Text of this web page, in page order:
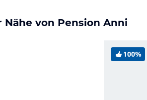
Nähe von Pension Anni
100%